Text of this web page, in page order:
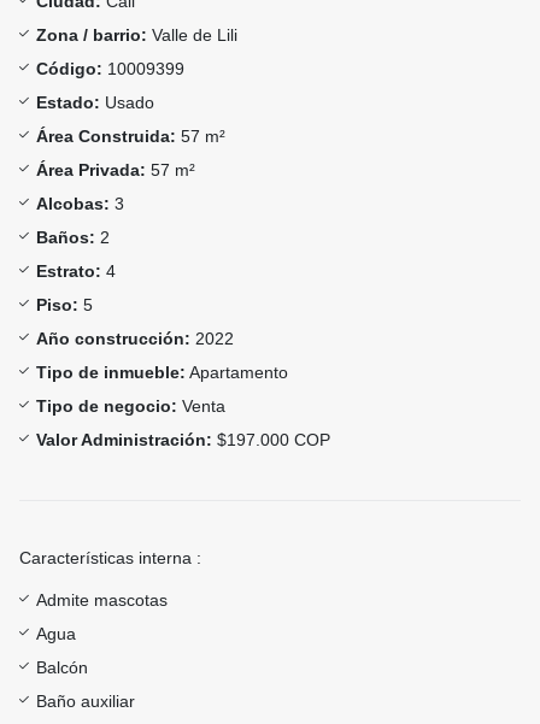
Zona / barrio: Valle de Lili
Código: 10009399
Estado: Usado
Área Construida: 57 m²
Área Privada: 57 m²
Alcobas: 3
Baños: 2
Estrato: 4
Piso: 5
Año construcción: 2022
Tipo de inmueble: Apartamento
Tipo de negocio: Venta
Valor Administración: $197.000 COP
Características interna :
Admite mascotas
Agua
Balcón
Baño auxiliar